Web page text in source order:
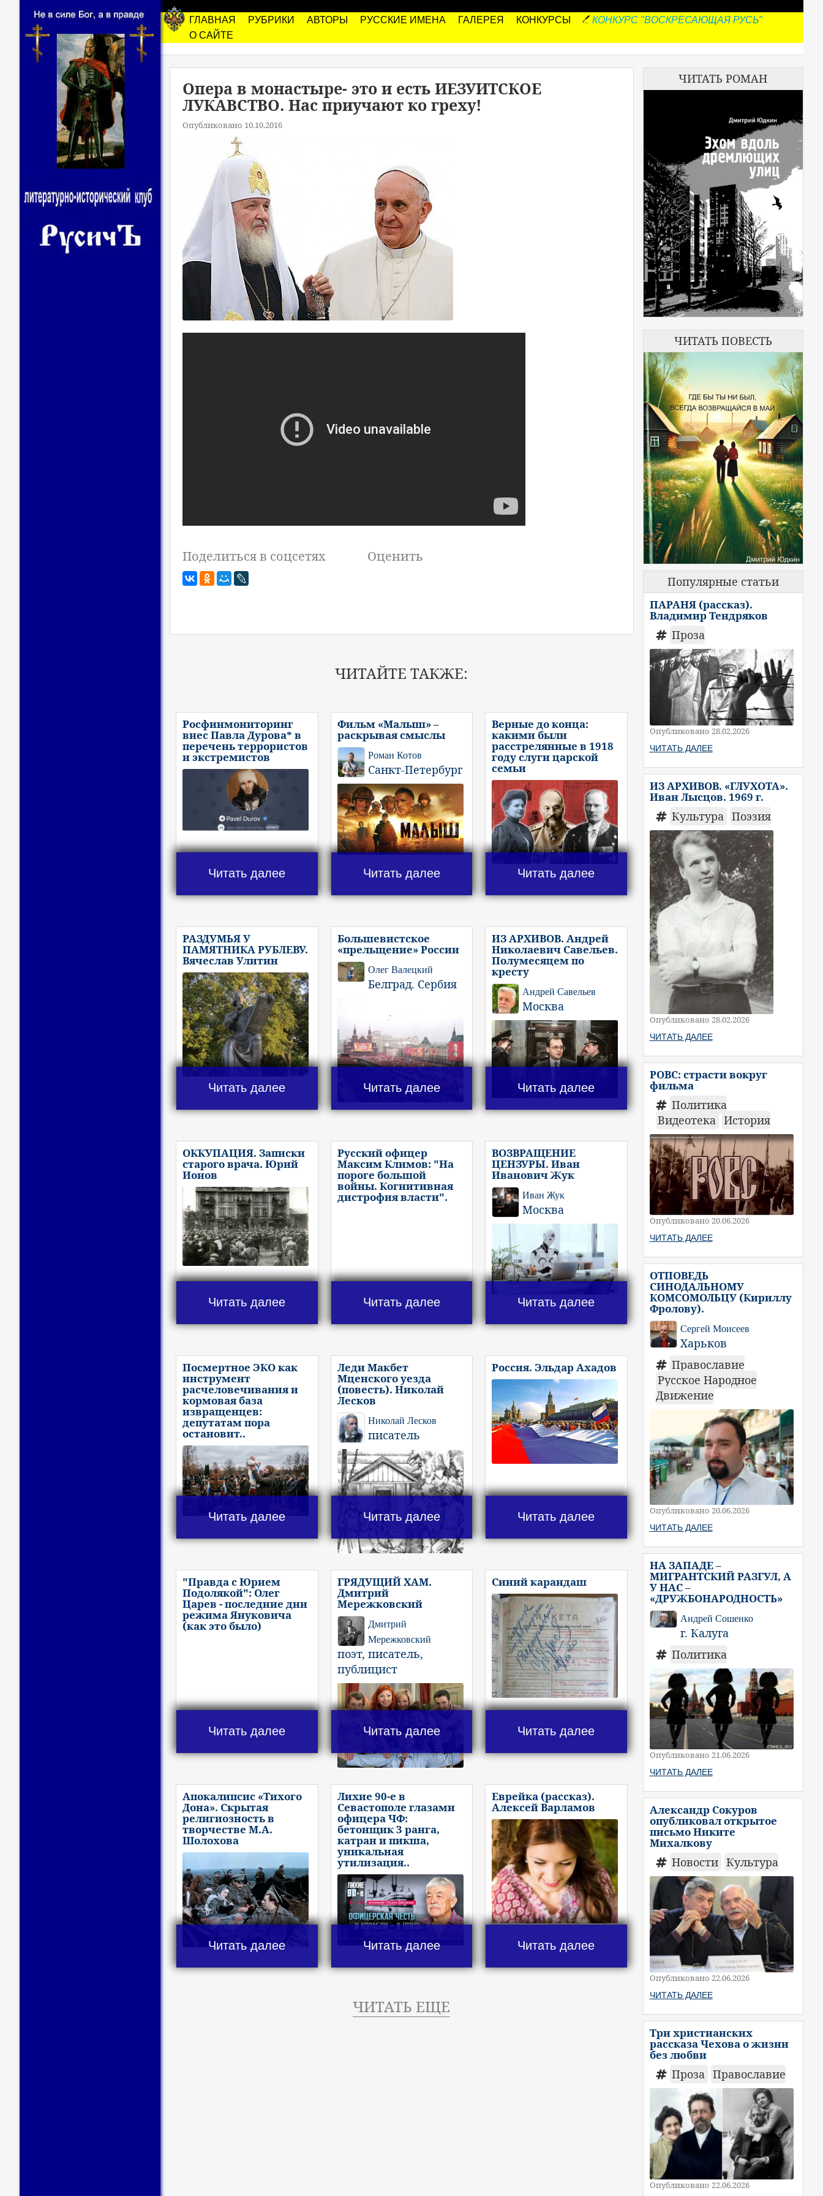
ГЛАВНАЯ РУБРИКИ АВТОРЫ РУССКИЕ ИМЕНА ГАЛЕРЕЯ КОНКУРСЫ
КОНКУРС "ВОСКРЕСАЮЩАЯ РУСЬ"
О САЙТЕ
Опера в монастыре- это и есть ИЕЗУИТСКОЕ
ЛУКАВСТВО. Нас приучают ко греху!
Опубликовано 10.10.2016
Поделиться в соцсетях Оценить
ЧИТАЙТЕ ТАКЖЕ:
Росфинмониторинг
внес Павла Дурова* в
перечень террористов
и экстремистов
Читать далее
Фильм «Малыш» –
раскрывая смыслы
Роман Котов
Санкт-Петербург
Читать далее
Верные до конца:
какими были
расстрелянные в 1918
году слуги царской
семьи
Читать далее
РАЗДУМЬЯ У
ПАМЯТНИКА РУБЛЕВУ.
Вячеслав Улитин
Читать далее
Большевистское
«прельщение» России
Олег Валецкий
Белград. Сербия
Читать далее
ИЗ АРХИВОВ. Андрей
Николаевич Савельев.
Полумесяцем по
кресту
Андрей Савельев
Москва
Читать далее
ОККУПАЦИЯ. Записки
старого врача. Юрий
Ионов
Читать далее
Русский офицер
Максим Климов: "На
пороге большой
войны. Когнитивная
дистрофия власти".
Читать далее
ВОЗВРАЩЕНИЕ
ЦЕНЗУРЫ. Иван
Иванович Жук
Иван Жук
Москва
Читать далее
Посмертное ЭКО как
инструмент
расчеловечивания и
кормовая база
извращенцев:
депутатам пора
остановит..
Читать далее
Леди Макбет
Мценского уезда
(повесть). Николай
Лесков
Николай Лесков
писатель
Читать далее
Россия. Эльдар Ахадов
Читать далее
"Правда с Юрием
Подолякой": Олег
Царев - последние дни
режима Януковича
(как это было)
Читать далее
ГРЯДУЩИЙ ХАМ.
Дмитрий
Мережковский
Дмитрий
Мережковский
поэт, писатель,
публицист
Читать далее
Синий карандаш
Читать далее
Апокалипсис «Тихого
Дона». Скрытая
религиозность в
творчестве М.А.
Шолохова
Читать далее
Лихие 90-е в
Севастополе глазами
офицера ЧФ:
бетонщик 3 ранга,
катран и пикша,
уникальная
утилизация..
Читать далее
Еврейка (рассказ).
Алексей Варламов
Читать далее
ЧИТАТЬ ЕЩЕ
ЧИТАТЬ РОМАН
ЧИТАТЬ ПОВЕСТЬ
Популярные статьи
ПАРАНЯ (рассказ).
Владимир Тендряков
Проза
Опубликовано 28.02.2026
ЧИТАТЬ ДАЛЕЕ
ИЗ АРХИВОВ. «ГЛУХОТА».
Иван Лысцов. 1969 г.
Культура Поэзия
Опубликовано 28.02.2026
ЧИТАТЬ ДАЛЕЕ
РОВС: страсти вокруг
фильма
Политика
Видеотека История
Опубликовано 20.06.2026
ЧИТАТЬ ДАЛЕЕ
ОТПОВЕДЬ
СИНОДАЛЬНОМУ
КОМСОМОЛЬЦУ (Кириллу
Фролову).
Сергей Моисеев
Харьков
Православие
Русское Народное
Движение
Опубликовано 20.06.2026
ЧИТАТЬ ДАЛЕЕ
НА ЗАПАДЕ –
МИГРАНТСКИЙ РАЗГУЛ, А
У НАС –
«ДРУЖБОНАРОДНОСТЬ»
Андрей Сошенко
г. Калуга
Политика
Опубликовано 21.06.2026
ЧИТАТЬ ДАЛЕЕ
Александр Сокуров
опубликовал открытое
письмо Никите
Михалкову
Новости Культура
Опубликовано 22.06.2026
ЧИТАТЬ ДАЛЕЕ
Три христианских
рассказа Чехова о жизни
без любви
Проза Православие
Опубликовано 22.06.2026